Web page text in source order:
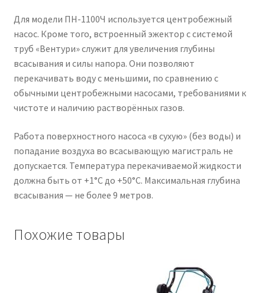
Для модели ПН-1100Ч используется центробежный
насос. Кроме того, встроенный эжектор с системой
труб «Вентури» служит для увеличения глубины
всасывания и силы напора. Они позволяют
перекачивать воду с меньшими, по сравнению с
обычными центробежными насосами, требованиями к
чистоте и наличию растворённых газов.
Работа поверхностного насоса «в сухую» (без воды) и
попадание воздуха во всасывающую магистраль не
допускается. Температура перекачиваемой жидкости
должна быть от +1°С до +50°С. Максимальная глубина
всасывания — не более 9 метров.
Похожие товары